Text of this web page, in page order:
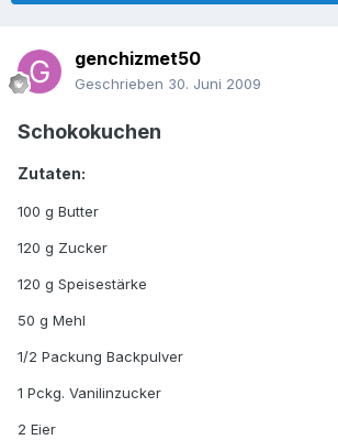
genchizmet50
Geschrieben 30. Juni 2009
Schokokuchen
Zutaten:
100 g Butter
120 g Zucker
120 g Speisestärke
50 g Mehl
1/2 Packung Backpulver
1 Pckg. Vanilinzucker
2 Eier